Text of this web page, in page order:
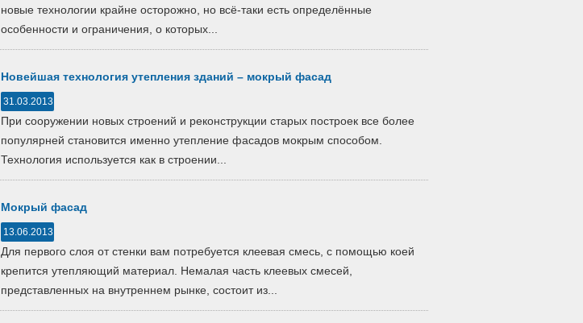
новые технологии крайне осторожно, но всё-таки есть определённые
особенности и ограничения, о которых...
Новейшая технология утепления зданий – мокрый фасад
31.03.2013
При сооружении новых строений и реконструкции старых построек все более
популярней становится именно утепление фасадов мокрым способом.
Технология используется как в строении...
Мокрый фасад
13.06.2013
Для первого слоя от стенки вам потребуется клеевая смесь, с помощью коей
крепится утепляющий материал. Немалая часть клеевых смесей,
представленных на внутреннем рынке, состоит из...